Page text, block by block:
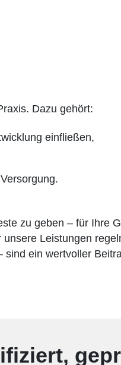
Dazu gehört:
einfließen,
zu geben – für Ihre
Leistungen
sind ein wertvoller